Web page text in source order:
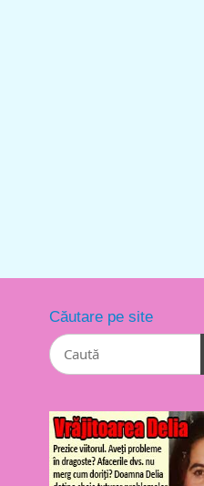
Căutare pe site